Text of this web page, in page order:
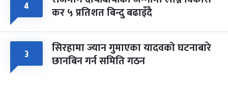
४ कर ५ प्रतिशत बिन्दु बढाइँदै
३ सिरहामा ज्यान गुमाएका यादवको घटनाबारे
छानबिन गर्न समिति गठन